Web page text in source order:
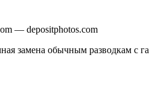
— depositphotos.com
замена обычным разводкам с